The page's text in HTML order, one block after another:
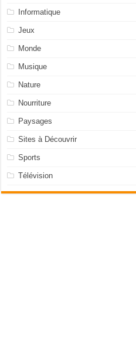
Informatique
Jeux
Monde
Musique
Nature
Nourriture
Paysages
Sites à Découvrir
Sports
Télévision